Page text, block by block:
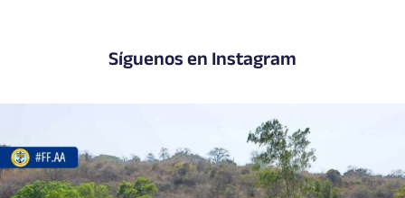
Síguenos en Instagram